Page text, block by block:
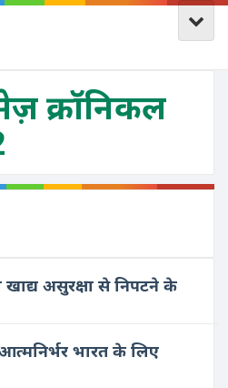
क्रॉनिकल
खाद्य असुरक्षा से निपटने के
भारत के लिए